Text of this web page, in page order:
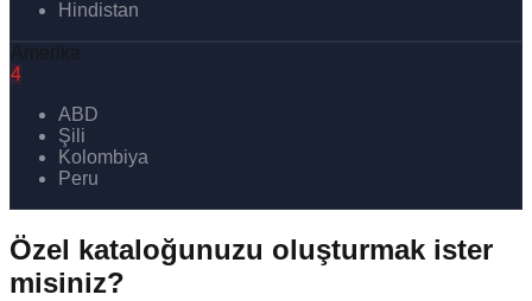
Hindistan
Amerika
4
ABD
Şili
Kolombiya
Peru
Özel kataloğunuzu oluşturmak ister
misiniz?